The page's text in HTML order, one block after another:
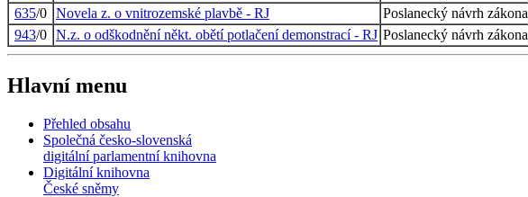
635/0 Novela z. o vnitrozemské plavbě - RJ Poslanecký návrh zákona
943/0 N.z. o odškodnění někt. obětí potlačení demonstrací - RJ Poslanecký návrh zákona
Hlavní menu
Přehled obsahu
Společná česko-slovenská
digitální parlamentní knihovna
Digitální knihovna
České sněmy